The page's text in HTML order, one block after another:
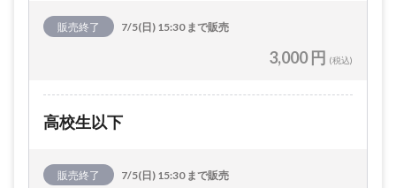
販売終了 7/5(日) 15:30 まで販売
3,000 円 (税込)
高校生以下
販売終了 7/5(日) 15:30 まで販売